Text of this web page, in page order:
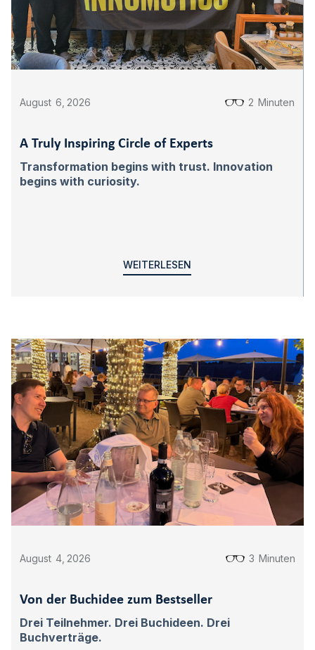
August 6 2026 2 Minuten
A Truly Inspiring Circle of Experts
Transformation begins with trust. Innovation
begins with curiosity.
WEITERLESEN
August 4 2026 3 Minuten
Von der Buchidee zum Bestseller
Drei Teilnehmer. Drei Buchideen. Drei
Buchverträge.